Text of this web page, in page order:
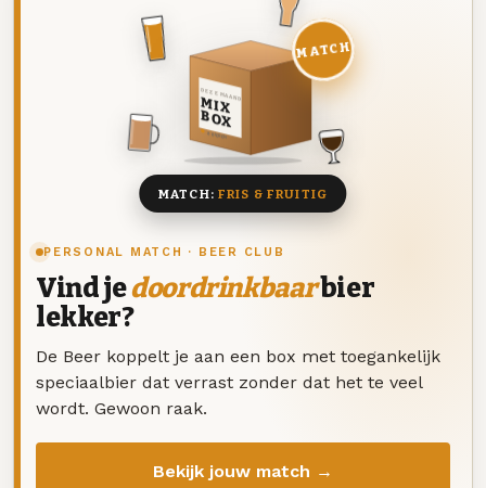
PERSONAL MATCH · BEER CLUB
Vind jedoordrinkbaarbier
lekker?
De Beer koppelt je aan een box met toegankelijk
speciaalbier dat verrast zonder dat het te veel
wordt. Gewoon raak.
Bekijk jouw match →
DEZE MAAND
MIX
BOX
8 BIEREN
MATCH
MATCH: FRIS & FRUITIG